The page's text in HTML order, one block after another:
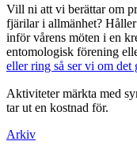
Vill ni att vi berättar om
fjärilar i allmänhet?
inför vårens möten i en
entomologisk förening
eller ring så ser vi om det
Aktiviteter märkta med
tar ut en kostnad för.
Arkiv